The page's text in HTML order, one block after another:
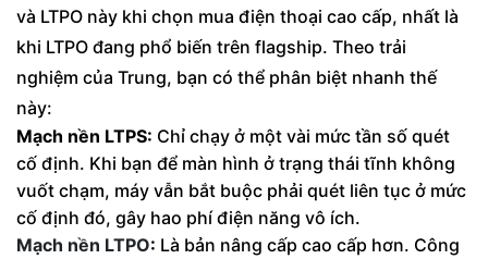
và LTPO này khi chọn mua điện thoại cao cấp, nhất là
khi LTPO đang phổ biến trên flagship. Theo trải
nghiệm của Trung, bạn có thể phân biệt nhanh thế
này:
Mạch nền LTPS: Chỉ chạy ở một vài mức tần số quét
cố định. Khi bạn để màn hình ở trạng thái tĩnh không
vuốt chạm, máy vẫn bắt buộc phải quét liên tục ở mức
cố định đó, gây hao phí điện năng vô ích.
Mạch nền LTPO: Là bản nâng cấp cao cấp hơn. Công